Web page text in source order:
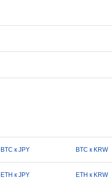
BTC к JPY BTC к KRW
ETH к JPY ETH к KRW